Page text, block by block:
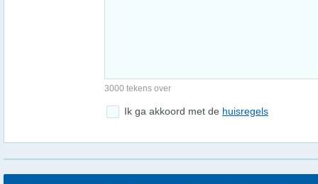
3000 tekens over
Ik ga akkoord met de huisregels